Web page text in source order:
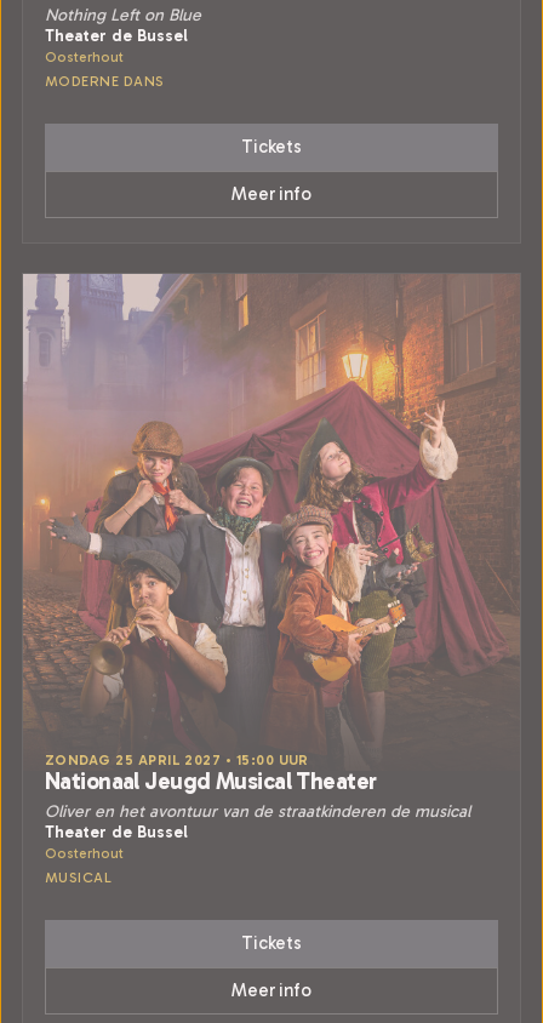
Nothing Left on Blue
Theater de Bussel
Oosterhout
MODERNE DANS
Tickets
Meer info
ZONDAG 25 APRIL 2027 • 15:00 UUR
Nationaal Jeugd Musical Theater
Oliver en het avontuur van de straatkinderen de musical
Theater de Bussel
Oosterhout
MUSICAL
Tickets
Meer info